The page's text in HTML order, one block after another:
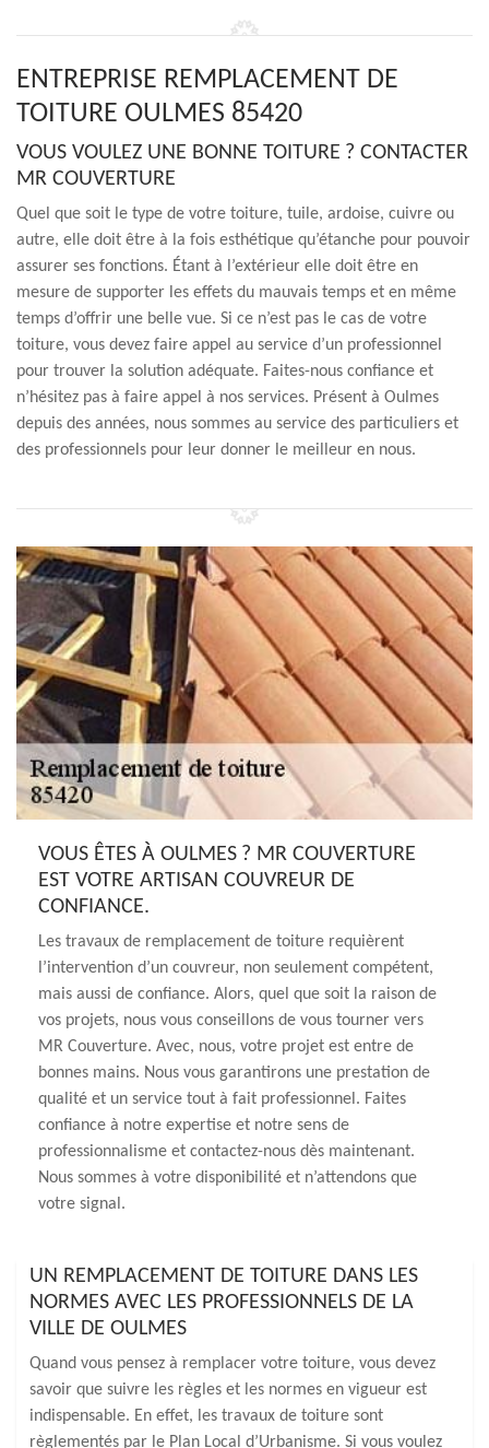
ENTREPRISE REMPLACEMENT DE
TOITURE OULMES 85420
VOUS VOULEZ UNE BONNE TOITURE ? CONTACTER
MR COUVERTURE
Quel que soit le type de votre toiture, tuile, ardoise, cuivre ou
autre, elle doit être à la fois esthétique qu’étanche pour pouvoir
assurer ses fonctions. Étant à l’extérieur elle doit être en
mesure de supporter les effets du mauvais temps et en même
temps d’offrir une belle vue. Si ce n’est pas le cas de votre
toiture, vous devez faire appel au service d’un professionnel
pour trouver la solution adéquate. Faites-nous confiance et
n’hésitez pas à faire appel à nos services. Présent à Oulmes
depuis des années, nous sommes au service des particuliers et
des professionnels pour leur donner le meilleur en nous.
VOUS ÊTES À OULMES ? MR COUVERTURE
EST VOTRE ARTISAN COUVREUR DE
CONFIANCE.
Les travaux de remplacement de toiture requièrent
l’intervention d’un couvreur, non seulement compétent,
mais aussi de confiance. Alors, quel que soit la raison de
vos projets, nous vous conseillons de vous tourner vers
MR Couverture. Avec, nous, votre projet est entre de
bonnes mains. Nous vous garantirons une prestation de
qualité et un service tout à fait professionnel. Faites
confiance à notre expertise et notre sens de
professionnalisme et contactez-nous dès maintenant.
Nous sommes à votre disponibilité et n’attendons que
votre signal.
UN REMPLACEMENT DE TOITURE DANS LES
NORMES AVEC LES PROFESSIONNELS DE LA
VILLE DE OULMES
Quand vous pensez à remplacer votre toiture, vous devez
savoir que suivre les règles et les normes en vigueur est
indispensable. En effet, les travaux de toiture sont
règlementés par le Plan Local d’Urbanisme. Si vous voulez